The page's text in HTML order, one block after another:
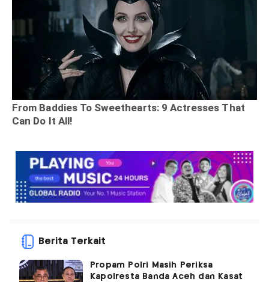
Berita Terkait
Propam Polri Masih Periksa
Kapolresta Banda Aceh dan Kasat